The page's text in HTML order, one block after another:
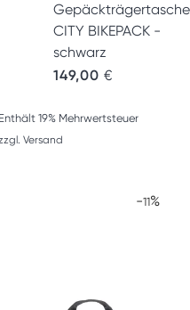
Preis war: 149,00 €
Preis ist: 130,00 €.
Gepäckträgertasche
CITY BIKEPACK -
schwarz
149,00 €
Enthält 19% Mehrwertsteuer
Versand
-11%